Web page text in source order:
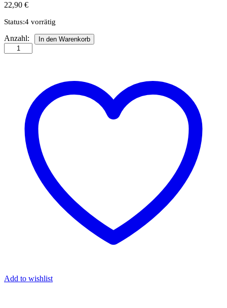
22,90 €
Status:4 vorrätig
Silent
Mandala
Quilling
Anzahl: In den Warenkorb
Add to wishlist